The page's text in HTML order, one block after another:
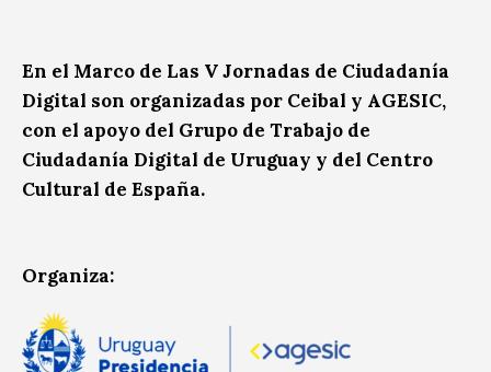
En el Marco de Las V Jornadas de Ciudadanía
Digital son organizadas por Ceibal y AGESIC,
con el apoyo del Grupo de Trabajo de
Ciudadanía Digital de Uruguay y del Centro
Cultural de España.
Organiza: